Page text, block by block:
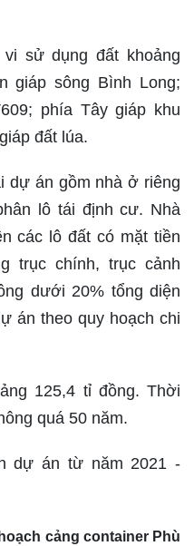
sử dụng đất khoảng
giáp sông Bình Long;
phía Tây giáp khu
đất lúa.
dự án gồm nhà ở riêng
lô tái định cư. Nhà
các lô đất có mặt tiền
trục chính, trục cảnh
dưới 20% tổng diện
án theo quy hoạch chi
125,4 tỉ đồng. Thời
quá 50 năm.
dự án từ năm 2021 -
cảng container Phù